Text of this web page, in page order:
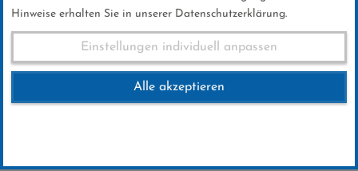
Weltcup-Splitter 27.1.17 (1)
27 .Januar 2017
Hinweise erhalten Sie in unserer Datenschutzerklärung.
Einstellungen individuell anpassen
Alle akzeptieren